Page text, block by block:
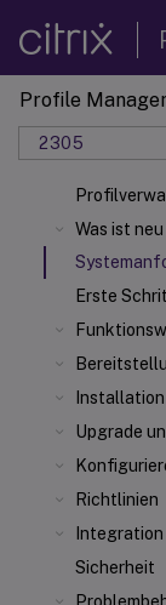
Profile
2305
Was ist neu
Erste
Upgrade
Richtlinien
Integration
Sicherheit